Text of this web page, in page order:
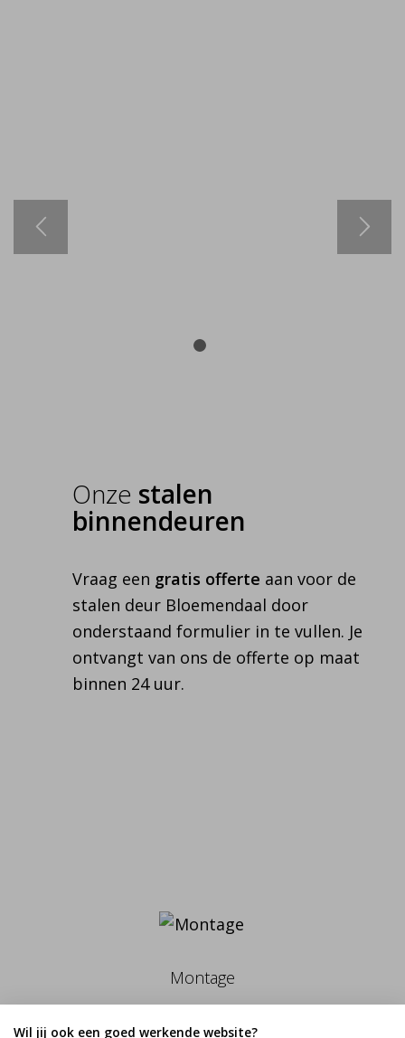
Onze stalen
binnendeuren
Vraag een gratis offerte aan voor de
stalen deur Bloemendaal door
onderstaand formulier in te vullen. Je
ontvangt van ons de offerte op maat
binnen 24 uur.
Montage
Wil jij ook een goed werkende website?